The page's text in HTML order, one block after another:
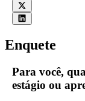
Enquete
Para você,
estágio ou